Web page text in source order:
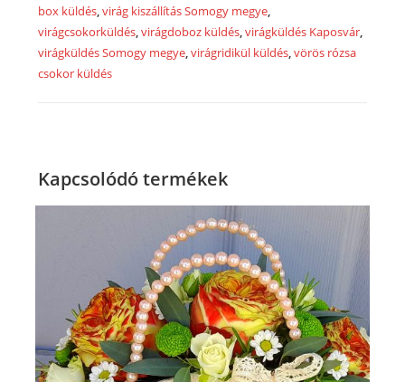
VR1022
mennyiség
box küldés,virág kiszállítás Somogy megye,
virágcsokorküldés,virágdoboz küldés,virágküldés Kaposvár,
virágküldés Somogy megye,virágridikül küldés,vörös rózsa
csokor küldés
Kapcsolódó termékek